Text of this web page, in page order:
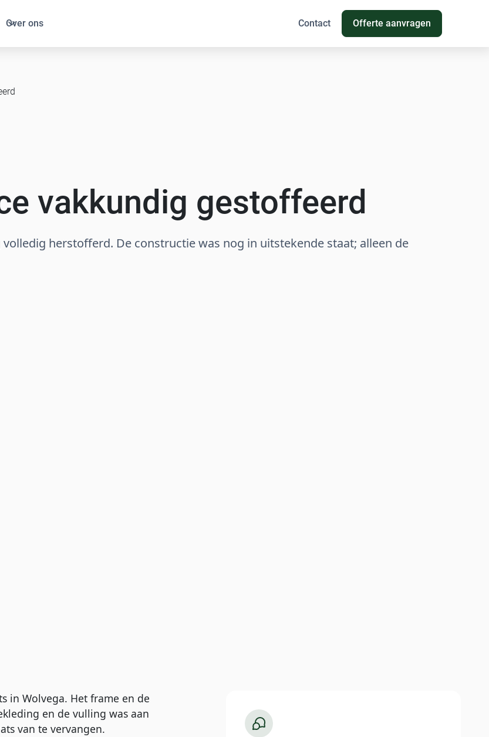
Over ons Contact Offerte aanvragen
vakkundig gestoffeerd
herstofferd. De constructie was nog in uitstekende staat; alleen de
in Wolvega. Het frame en de
en de vulling was aan
van te vervangen.